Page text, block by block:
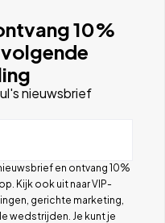
10%
nieuwsbrief
en ontvang 10%
Kijk ook uit naar VIP-
gerichte marketing,
wedstrijden. Je kunt je